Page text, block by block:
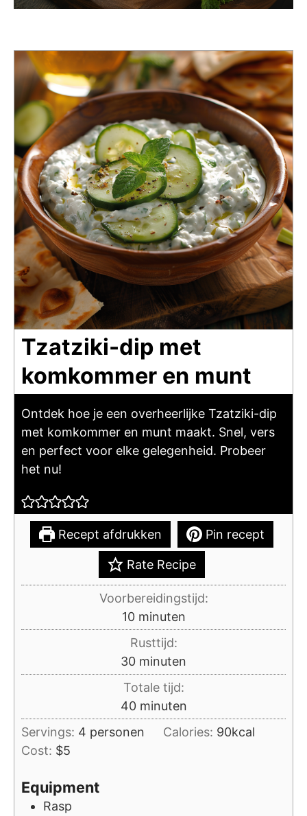
Tzatziki-dip met
komkommer en munt
Ontdek hoe je een overheerlijke Tzatziki-dip
met komkommer en munt maakt. Snel, vers
en perfect voor elke gelegenheid. Probeer
het nu!
Recept afdrukken Pin recept
Rate Recipe
Voorbereidingstijd:
10minuten
minuten
Rusttijd:
30minuten
minuten
Totale tijd:
40minuten
minuten
Servings: 4 personen Calories: 90kcal
Cost: $5
Equipment
Rasp